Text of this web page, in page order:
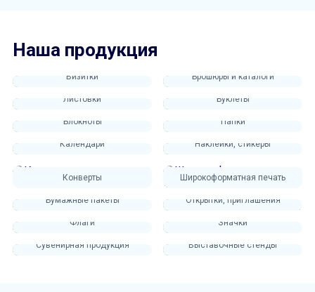
Наша продукция
Визитки Брошюры и каталоги
Листовки Буклеты
Блокноты Папки
Календари Наклейки, стикеры
Конверты Широкоформатная печать
Бумажные пакеты Открытки, приглашения
Флаги Значки
Сувенирная продукция Выставочные стенды